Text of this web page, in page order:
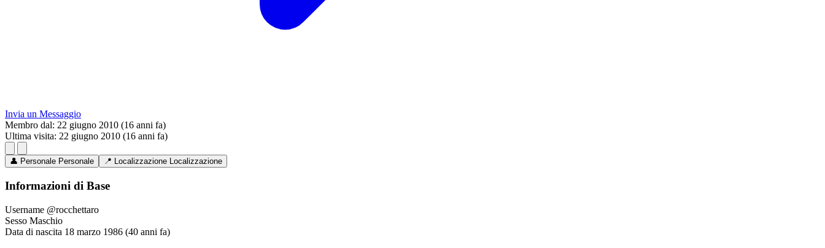
Invia un Messaggio
Membro dal: 22 giugno 2010 (16 anni fa)
Ultima visita: 22 giugno 2010 (16 anni fa)
👤 Personale Personale 📍 Localizzazione Localizzazione
Informazioni di Base
Username @rocchettaro
Sesso Maschio
Data di nascita 18 marzo 1986 (40 anni fa)